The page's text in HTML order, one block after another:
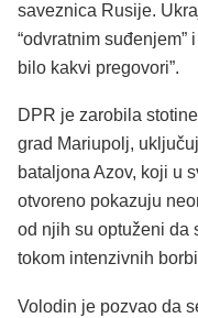
saveznica Rusije.
“odvratnim suđenjem”
bilo kakvi pregovori”.
DPR je zarobila
grad Mariupolj,
bataljona Azov, koji u
otvoreno pokazuju
od njih su optuženi da
tokom intenzivnih
Volodin je pozvao da